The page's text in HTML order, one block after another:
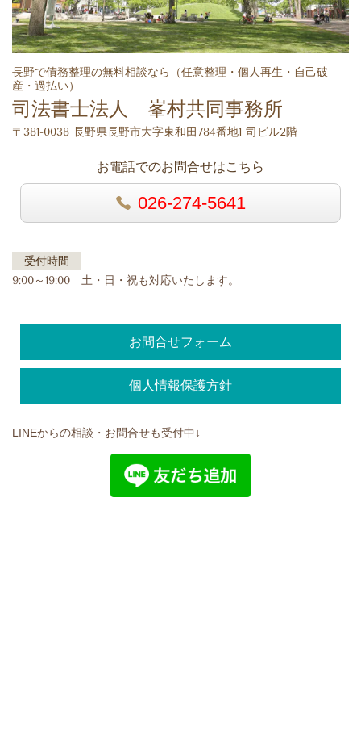
長野で債務整理の無料相談なら（任意整理・個人再生・自己破
産・過払い）
司法書士法人 峯村共同事務所
〒381-0038 長野県長野市大字東和田784番地1 司ビル2階
お電話でのお問合せはこちら
026-274-5641
受付時間
9:00～19:00 土・日・祝も対応いたします。
お問合せフォーム
個人情報保護方針
LINEからの相談・お問合せも受付中↓